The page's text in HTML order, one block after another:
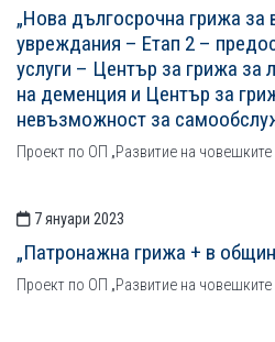
„Нова дългосрочна грижа за
увреждания – Етап 2 –
услуги – Център за грижа за
на деменция и Център за
невъзможност за
Проект по ОП „Развитие на човешките
7 януари 2023
„Патронажна грижа + в
Проект по ОП „Развитие на човешките